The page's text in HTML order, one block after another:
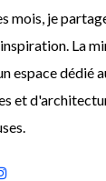
mois, je
La
espace dédié
et